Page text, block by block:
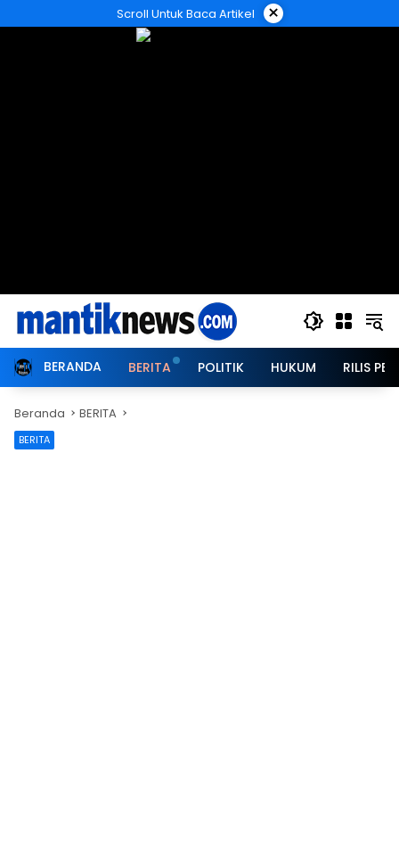
ke
Scroll Untuk Baca Artikel ×
BERANDA BERITA POLITIK HUKUM RILIS
Beranda BERITA
BERITA